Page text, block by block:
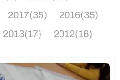
2017(35)
2016(35)
2013(17) 2012(16)